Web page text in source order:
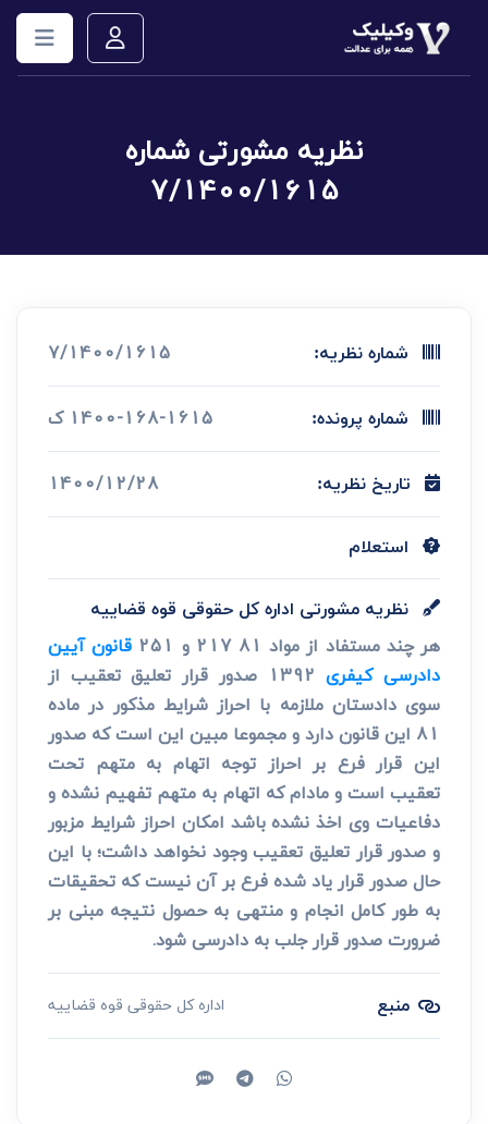
نظریه مشورتی شماره
7/1400/1615
شماره نظریه: 7/1400/1615
شماره پرونده: 1400-168-1615 ک
تاریخ نظریه: 1400/12/28
استعلام
نظریه مشورتی اداره کل حقوقی قوه قضاییه
هر چند مستفاد از مواد 81 217 و 251
قانون آیین
دادرسی کیفری
1392 صدور قرار تعلیق تعقیب از
سوی دادستان ملازمه با احراز شرایط مذکور در ماده
81 این قانون دارد و مجموعا مبین این است که صدور
این قرار فرع بر احراز توجه اتهام به متهم تحت
تعقیب است و مادام که اتهام به متهم تفهیم نشده و
دفاعیات وی اخذ نشده باشد امکان احراز شرایط مزبور
و صدور قرار تعلیق تعقیب وجود نخواهد داشت؛ با این
حال صدور قرار یاد شده فرع بر آن نیست که تحقیقات
به طور کامل انجام و منتهی به حصول نتیجه مبنی بر
ضرورت صدور قرار جلب به دادرسی شود.
منبع اداره کل حقوقی قوه قضاییه